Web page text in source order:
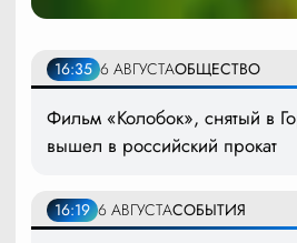
16:35 6 АВГУСТАОБЩЕСТВО
Фильм «Колобок», снятый в
вышел в российский прокат
16:19 6 АВГУСТАСОБЫТИЯ